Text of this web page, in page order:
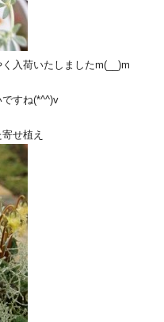
入荷いたしましたm(__)m
すね(*^^)v
せ植え